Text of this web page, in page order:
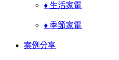
♦ 生活家電
♦ 季節家電
案例分享